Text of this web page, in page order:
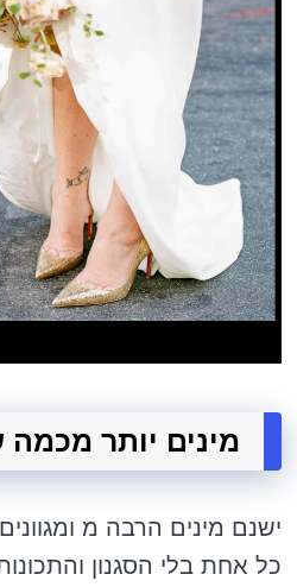
מינים יותר מכמה
ישנם מינים הרבה מ
כל אחת בלי הסגנון